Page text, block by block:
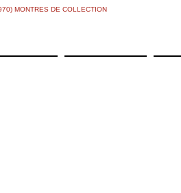
MONTRES DE COLLECTION